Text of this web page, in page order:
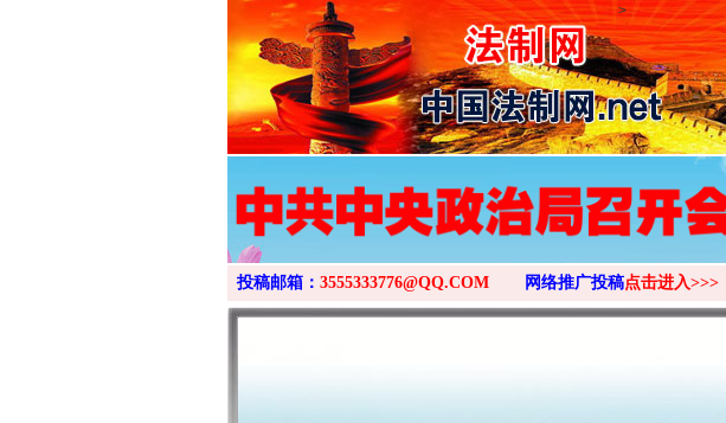
>
投稿邮箱： 3555333776@QQ.COM 网络推广投稿点击进入>>>